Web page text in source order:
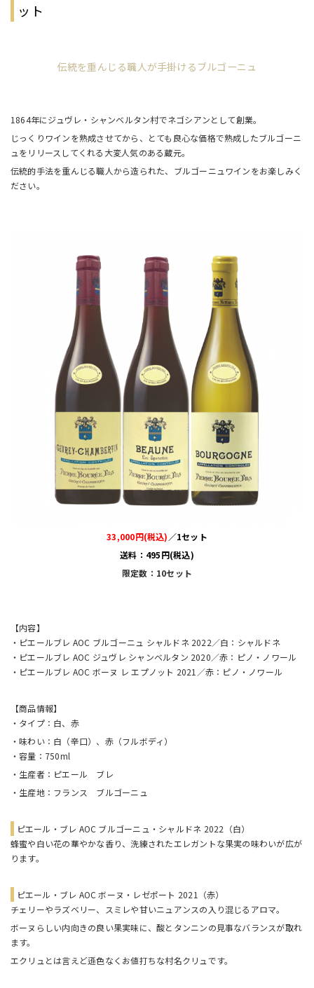
ット
伝統を重んじる職人が手掛けるブルゴーニュ
1864年にジュヴレ・シャンベルタン村でネゴシアンとして創業。
じっくりワインを熟成させてから、とても良心な価格で熟成したブルゴーニ
ュをリリースしてくれる大変人気のある蔵元。
伝統的手法を重んじる職人から造られた、ブルゴーニュワインをお楽しみく
ださい。
33,000円(税込) ／1セット
送料：495円(税込)
限定数：10セット
【内容】
・ピエールブレ AOC ブルゴーニュ シャルドネ 2022／白：シャルドネ
・ピエールブレ AOC ジュヴレ シャンベルタン 2020／赤：ピノ・ノワール
・ピエールブレ AOC ボーヌ レ エプノット 2021／赤：ピノ・ノワール
【商品情報】
・タイプ：白、赤
・味わい：白（辛口）、赤（フルボディ）
・容量：750ml
・生産者：ピエール ブレ
・生産地：フランス ブルゴーニュ
ピエール・ブレ AOC ブルゴーニュ・シャルドネ 2022（白）
蜂蜜や白い花の華やかな香り、洗練されたエレガントな果実の味わいが広が
ります。
ピエール・ブレ AOC ボーヌ・レゼポート 2021（赤）
チェリーやラズベリー、スミレや甘いニュアンスの入り混じるアロマ。
ボーヌらしい内向きの良い果実味に、酸とタンニンの見事なバランスが取れ
ます。
エクリュとは言えど遜色なくお値打ちな村名クリュです。